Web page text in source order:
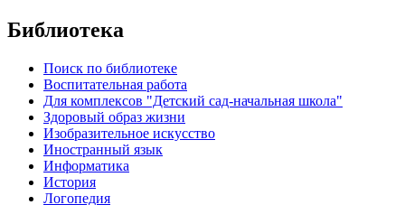
Библиотека
Поиск по библиотеке
Воспитательная работа
Для комплексов "Детский сад-начальная школа"
Здоровый образ жизни
Изобразительное искусство
Иностранный язык
Информатика
История
Логопедия